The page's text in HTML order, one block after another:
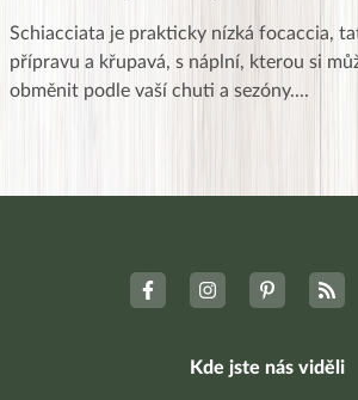
Schiacciata je prakticky nízká focaccia,
přípravu a křupavá, s náplní, kterou si
obměnit podle vaší chuti a sezóny....
Kde jste nás viděli